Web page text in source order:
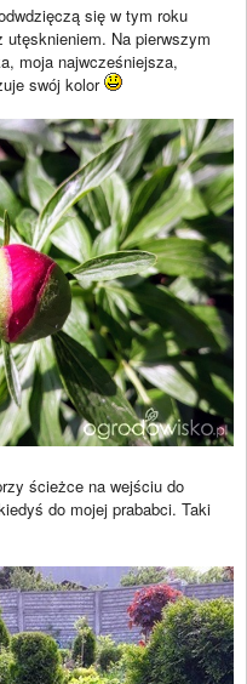
się w tym roku
utęsknieniem. Na pierwszym
moja najwcześniejsza,
swój kolor
ścieżce na wejściu do
do mojej prababci. Taki